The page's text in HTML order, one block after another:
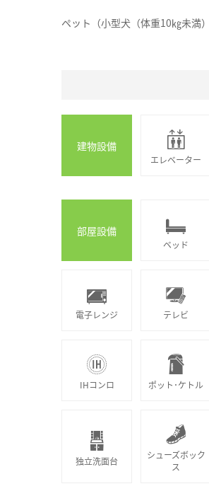
ペット（小型犬（体重10㎏未満
建物設備
エレベーター
部屋設備
ベッド
電子レンジ テレビ
IHコンロ ポット･ケトル
独立洗面台
シューズボック
ス